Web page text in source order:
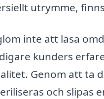
utrymme,
inte att läsa
kunders
Genom att ta
och slipas